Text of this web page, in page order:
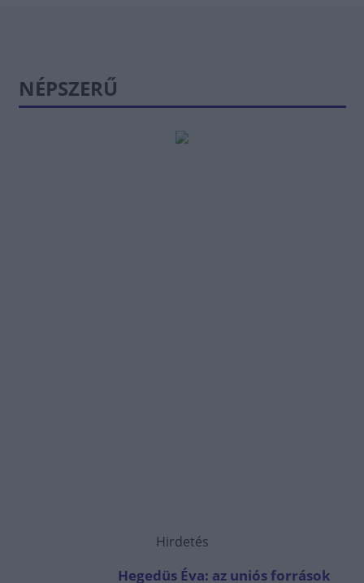
NÉPSZERŰ
Hirdetés
Hegedüs Éva: az uniós források